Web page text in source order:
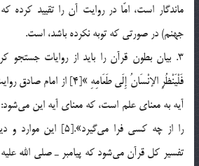
ماندگار است، امّا در روايت آن را تقييد كرده
جهنم) در صورتي كه توبه نكرده باشد، است.
3. بيان بطون قرآن را بايد از روايات جستجو
فَلْيَنْظُرِ الإنْسَانُ إِلَى طَعَامِهِ
آيه به معناي علم است، كه معناي آيه اين
را از چه كسي فرا
تفسير كل قرآن مي‌شود كه پيامبر ـ صلي الله